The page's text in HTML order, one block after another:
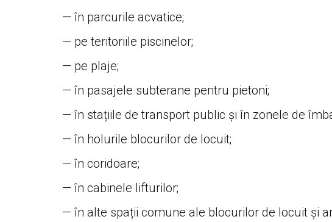
— în parcurile acvatice;
— pe teritoriile piscinelor;
— pe plaje;
— în pasajele subterane pentru pietoni;
— în stațiile de transport public și în zonele de
— în holurile blocurilor de locuit;
— în coridoare;
— în cabinele lifturilor;
— în alte spații comune ale blocurilor de locuit și